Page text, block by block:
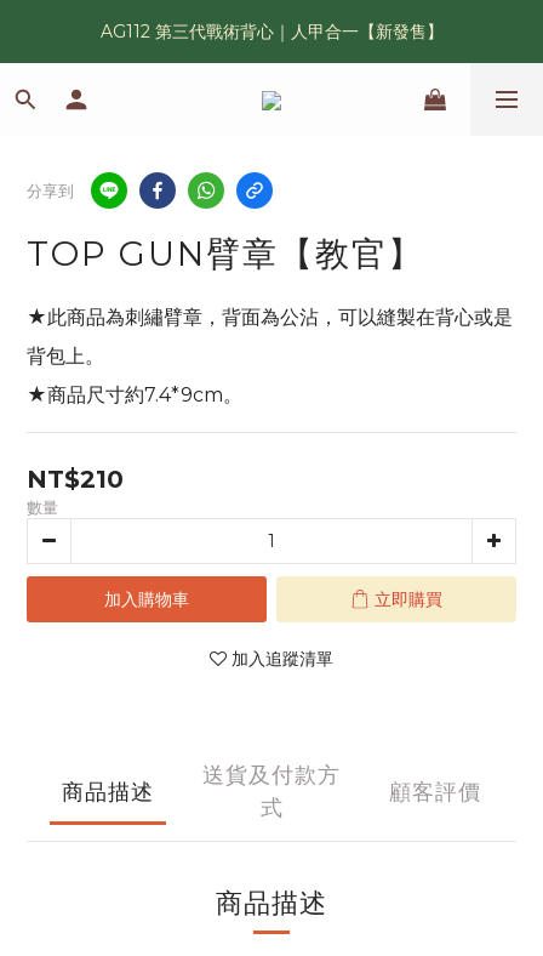
漢光42 傲骨紀念臂章｜滿 6500 贈送一片！
AG112 第三代戰術背心｜人甲合一【新發售】
鯊魚鰭圓邊帽｜高透氣、會呼吸的戰術奔尼帽
分享到
TOP GUN臂章【教官】
★此商品為刺繡臂章，背面為公沾，可以縫製在背心或是
背包上。
★商品尺寸約7.4*9cm。
NT$210
數量
加入購物車 立即購買
加入追蹤清單
商品描述
送貨及付款方
式
顧客評價
商品描述